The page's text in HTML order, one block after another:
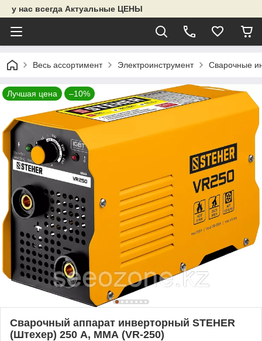
у нас всегда Актуальные ЦЕНЫ
Весь ассортимент Электроинструмент Сварочные
Лучшая цена –10%
Сварочный аппарат инверторный STEHER
(Штехер) 250 А, ММА (VR-250)